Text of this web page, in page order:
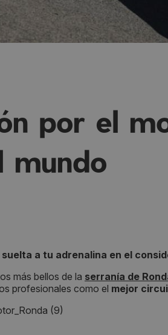
por el
mundo
a tu adrenalina en el
más bellos de la serranía de
profesionales como el mejor